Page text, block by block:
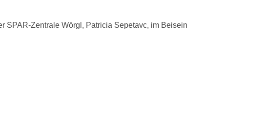
SPAR-Zentrale Wörgl, Patricia Sepetavc, im Beisein